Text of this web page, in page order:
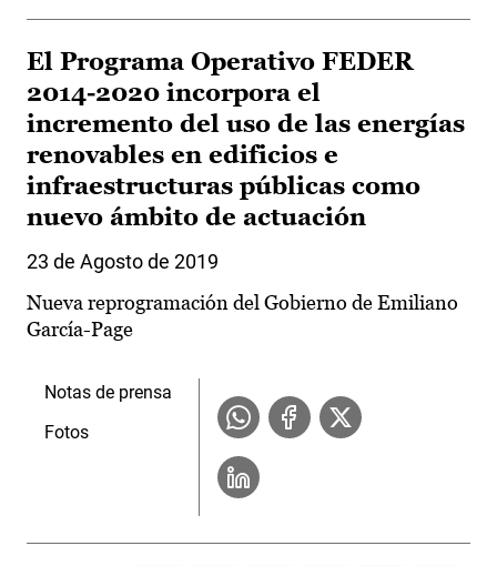
El Programa Operativo FEDER
2014-2020 incorpora el
incremento del uso de las energías
renovables en edificios e
infraestructuras públicas como
nuevo ámbito de actuación
23 de Agosto de 2019
Nueva reprogramación del Gobierno de Emiliano
García-Page
Notas de prensa
Fotos